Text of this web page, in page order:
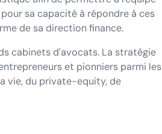
sa capacité à répondre à ces
de sa direction finance.
cabinets d'avocats. La stratégie
et pionniers parmi les
vie, du private-equity, de